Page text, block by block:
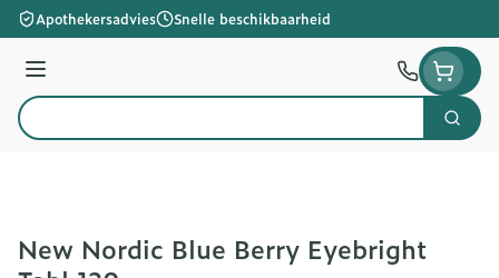
Ga naar de inhoud
Apothekersadvies Snelle beschikbaarheid
Menu
Product, merk, categorie...
Zoek
New Nordic Blue Berry Eyebright